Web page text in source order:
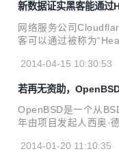
新数据证实黑客能通过
网络服务公司
客可以通过被称为
通过Heartbleed获得
困难。为了肯定这一
战赛”以查看其他人利
个nginx服务器，服务
OpenSSL，公司邀请
后，芬兰国家网络安
dutny和Il...
2014-04-15 10:30:53
若再无资助，
OpenBSD是一个从
年由项目发起人西奥·
和专注于系统安全及
2014-01-20 11:10:35